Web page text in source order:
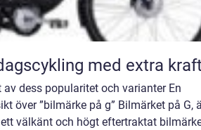
vardagscykling med extra
dess popularitet och varianter En
över ”bilmärke på g” Bilmärket på G,
välkänt och högt eftertraktat